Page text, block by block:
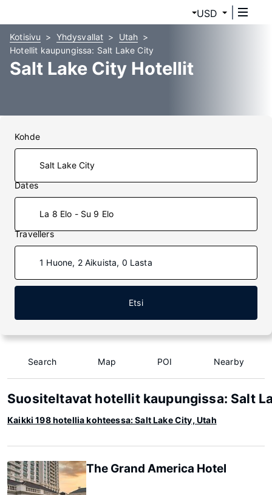
USD
Kotisivu Yhdysvallat
Utah
Hotellit kaupungissa: Salt Lake City
Salt Lake City Hotellit
Kohde
Dates
La 8 Elo - Su 9 Elo
Travellers
1 Huone, 2 Aikuista, 0 Lasta
Etsi
Search Map POI Nearby
Suositeltavat hotellit kaupungissa: Salt
Kaikki 198 hotellia kohteessa: Salt Lake City, Utah
The Grand America Hotel